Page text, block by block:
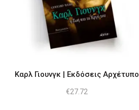
Καρλ Γιουνγκ | Εκδόσεις Αρχέτυπο
€27.72